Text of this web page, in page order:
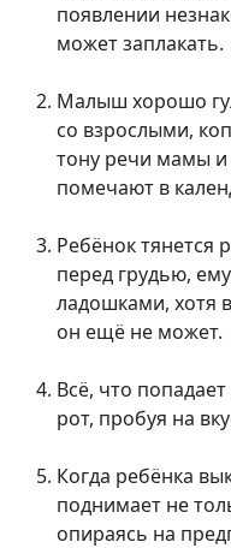
появлении
может заплакать.
Малыш хорошо
со взрослыми,
тону речи мамы
помечают в
Ребёнок тянется
перед грудью,
ладошками, хотя
он ещё не может.
Всё, что
рот, пробуя на
Когда ребёнка
поднимает не
опираясь на